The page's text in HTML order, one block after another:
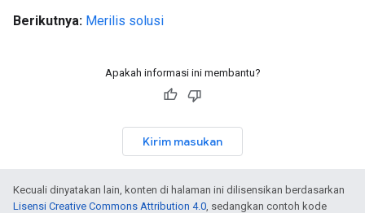
Berikutnya: Merilis solusi
Apakah informasi ini membantu?
Kirim masukan
Kecuali dinyatakan lain, konten di halaman ini dilisensikan berdasarkan
Lisensi Creative Commons Attribution 4.0 , sedangkan contoh kode